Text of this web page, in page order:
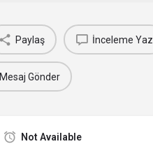
Paylaş İnceleme Yaz
Mesaj Gönder
Not Available